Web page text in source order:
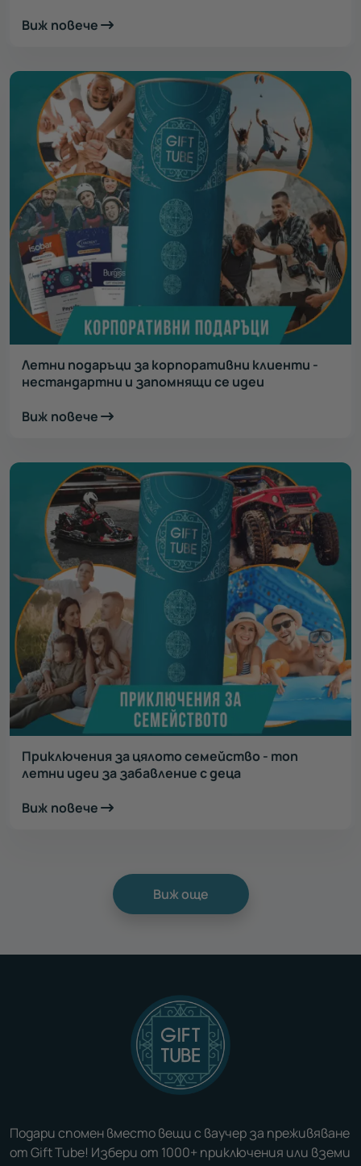
Виж повече
Летни подаръци за корпоративни клиенти -
нестандартни и запомнящи се идеи
Виж повече
Приключения за цялото семейство - топ
летни идеи за забавление с деца
Виж повече
Виж още
Подари спомен вместо вещи с ваучер за преживяване
от Gift Tube! Избери от 1000+ приключения или вземи